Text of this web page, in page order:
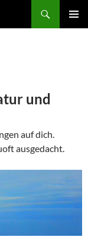
und
auf dich.
ausgedacht.